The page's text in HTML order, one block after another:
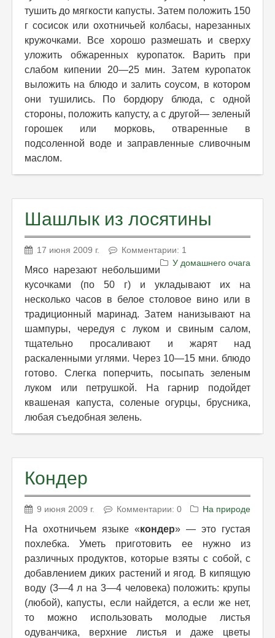
тушить до мягкости капусты. Затем положить 150
г сосисок или охотничьей колбасы, нарезанных
кружочками. Все хорошо размешать и сверху
уложить обжаренных куропаток. Варить при
слабом кипении 20—25 мин. Затем куропаток
выложить на блюдо и залить соусом, в котором
они тушились. По бордюру блюда, с одной
стороны, положить капусту, а с другой— зеленый
горошек или морковь, отваренные в
подсоленной воде и заправленные сливочным
маслом.
Шашлык из лосятины
17 июня 2009 г.
Комментарии: 1
У домашнего очага
Мясо нарезают небольшими
кусочками (по 50 г) и укладывают их на
несколько часов в белое столовое вино или в
традиционный маринад. Затем нанизывают на
шампуры, чередуя с луком и свиным салом,
тщательно просаливают и жарят над
раскаленными углями. Через 10—15 мни. блюдо
готово. Слегка поперчить, посыпать зеленым
луком или петрушкой. На гарнир подойдет
квашеная капуста, соленые огурцы, брусника,
любая съедобная зелень.
Кондер
9 июня 2009 г. Комментарии: 0 На природе
На охотничьем языке «кондер» — это густая
похлебка. Уметь приготовить ее нужно из
различных продуктов, которые взяты с собой, с
добавлением диких растений и ягод. В кипящую
воду (3—4 л на 3—4 человека) положить: крупы
(любой), капусты, если найдется, а если же нет,
то можно использовать молодые листья
одуванчика, верхние листья и даже цветы